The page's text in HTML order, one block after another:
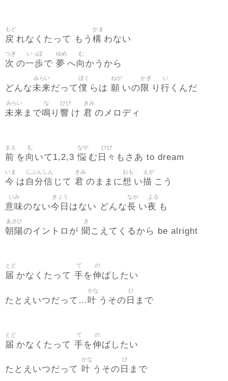
戻
もど
れなくたって もう 構
かま
わない
次
つぎ
の一歩
いっぽ
で 夢
ゆめ
へ向
む
かうから
どんな未来
みらい
だって僕
ぼく
らは 願
ねが
いの 限
かぎ
り 行
い
くんだ
未来
みらい
まで鳴
な
り 響
ひび
け 君
きみ
のメロディ
前
まえ
を向
む
いて1,2,3悩
なや
む 日々
ひび
もさあ to dream
今
いま
は 自分信
じぶんしん
じて 君
きみ
のままに想
おも
い描
えが
こう
意味
いみ
のない今日
きょう
はない どんな長
なが
い夜
よる
も
朝陽
あさひ
のイントロが 聞
き
こえてくるから be alright
届
とど
かなくたって 手
て
を伸
の
ばしたい
たとえいつだって… 叶
かな
うその 日
ひ
まで
届
とど
かなくたって 手
て
を伸
の
ばしたい
たとえいつだって 叶
かな
うその 日
ひ
まで